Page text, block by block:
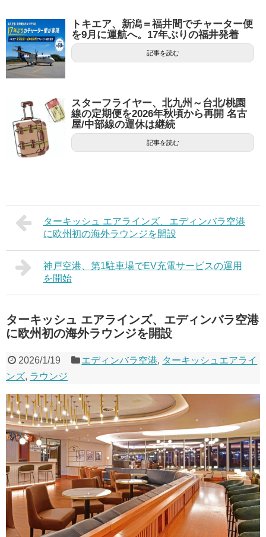
トキエア、新潟＝福井間でチャーター便
を9月に運航へ。17年ぶりの福井発着
記事を読む
スターフライヤー、北九州～台北/桃園
線の定期便を2026年秋頃から再開 名古
屋/中部線の運休は継続
記事を読む
ターキッシュ エアラインズ、エディンバラ空港
に欧州初の海外ラウンジを開設
神戸空港、第1駐車場でEV充電サービスの運用
を開始
ターキッシュ エアラインズ、エディンバラ空港
に欧州初の海外ラウンジを開設
2026/1/19 エディンバラ空港, ターキッシュエアライ
ンズ, ラウンジ